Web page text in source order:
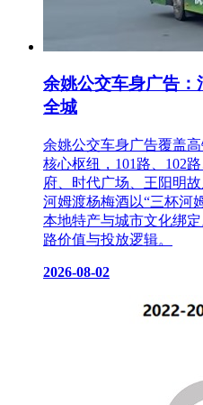
余姚公交车身广告
全城
余姚公交车身广告覆盖
核心枢纽，101路、102
府、时代广场、王阳明
河姆渡杨梅酒以“三杯河
本地特产与城市文化绑
路价值与投放逻辑。
2026-08-02